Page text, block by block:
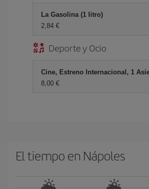
La Gasolina (1 litro)
2,84 €
Deporte y Ocio
Cine, Estreno Internacional, 1
8,00 €
El tiempo en Nápoles